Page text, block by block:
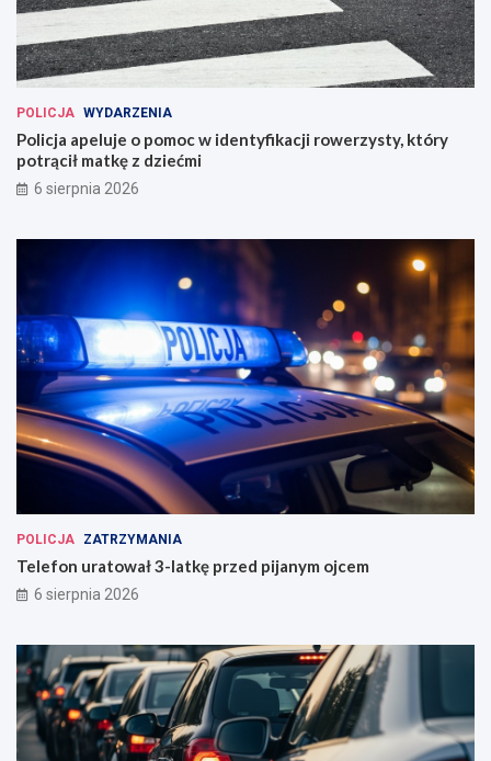
POLICJA WYDARZENIA
Policja apeluje o pomoc w identyfikacji rowerzysty, który
potrącił matkę z dziećmi
6 sierpnia 2026
POLICJA ZATRZYMANIA
Telefon uratował 3-latkę przed pijanym ojcem
6 sierpnia 2026